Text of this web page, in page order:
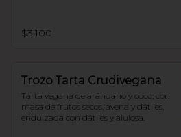
No tiene soja, lácteos ni huevos.
$3.100
Trozo Tarta Crudivegana
Tarta vegana de arándano y coco, con
masa de frutos secos, avena y dátiles,
endulzada con dátiles y alulosa.